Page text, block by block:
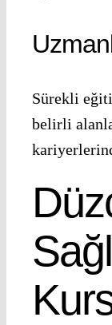
Sürekli
belirli